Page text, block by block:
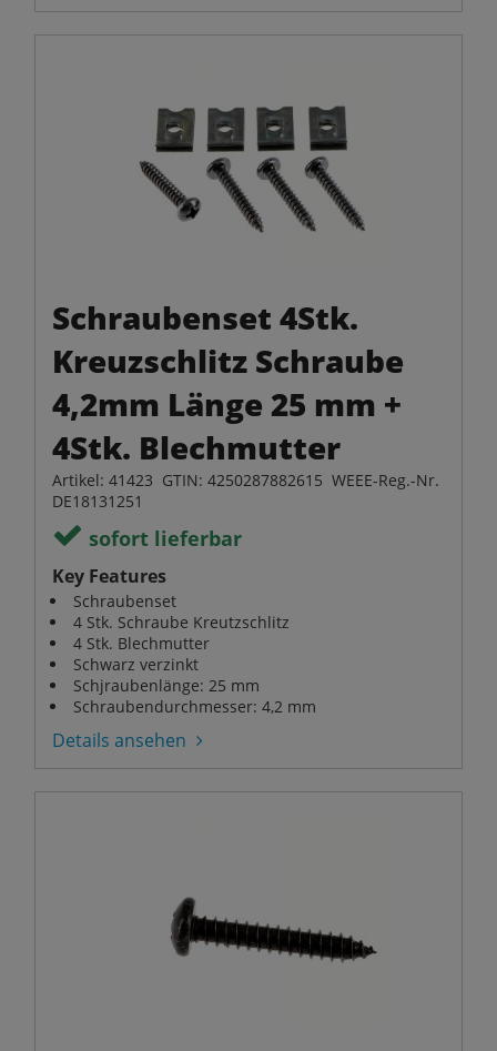
Schraubenset 4Stk.
Kreuzschlitz Schraube
4,2mm Länge 25 mm +
4Stk. Blechmutter
Artikel: 41423 GTIN: 4250287882615 WEEE-Reg.-Nr.
DE18131251
sofort lieferbar
Key Features
Schraubenset
4 Stk. Schraube Kreutzschlitz
4 Stk. Blechmutter
Schwarz verzinkt
Schjraubenlänge: 25 mm
Schraubendurchmesser: 4,2 mm
Details ansehen